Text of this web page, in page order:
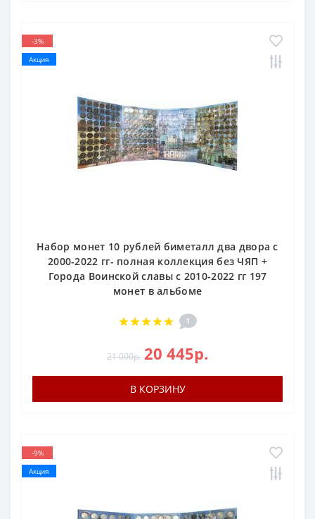
-3%
Акция
Набор монет 10 рублей биметалл два двора c
2000-2022 гг- полная коллекция без ЧЯП +
Города Воинской славы с 2010-2022 гг 197
монет в альбоме
1
21 000р. 20 445р.
В КОРЗИНУ
-9%
Акция